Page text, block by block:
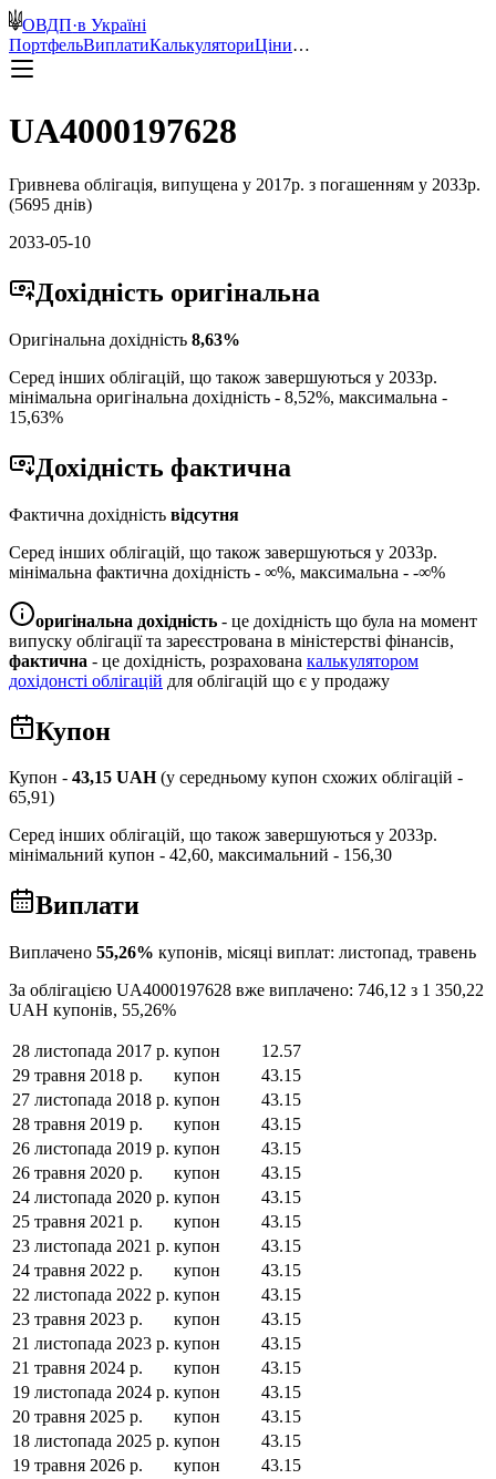
ОВДП·в Україні
ПортфельВиплатиКалькуляториЦіни…
UA4000197628
Гривнева облігація, випущена у 2017р. з погашенням у 2033р.
(5695 днів)
2033-05-10
Дохідність оригінальна
Оригінальна дохідність 8,63%
Серед інших облігацій, що також завершуються у 2033р.
мінімальна оригінальна дохідність - 8,52%, максимальна -
15,63%
Дохідність фактична
Фактична дохідність відсутня
Серед інших облігацій, що також завершуються у 2033р.
мінімальна фактична дохідність - ∞%, максимальна - -∞%
оригінальна дохідність - це дохідність що була на момент
випуску облігації та зареєстрована в міністерстві фінансів,
фактична - це дохідність, розрахована калькулятором
дохідонсті облігацій для облігацій що є у продажу
Купон
Купон - 43,15 UAH (у середньому купон схожих облігацій -
65,91)
Серед інших облігацій, що також завершуються у 2033р.
мінімальний купон - 42,60, максимальний - 156,30
Виплати
Виплачено 55,26% купонів, місяці виплат: листопад, травень
За облігацією UA4000197628 вже виплачено: 746,12 з 1 350,22
UAH купонів, 55,26%
28 листопада 2017 р. купон
12.57
29 травня 2018 р.
купон
43.15
27 листопада 2018 р. купон
43.15
28 травня 2019 р.
купон
43.15
26 листопада 2019 р. купон
43.15
26 травня 2020 р.
купон
43.15
24 листопада 2020 р. купон
43.15
25 травня 2021 р.
купон
43.15
23 листопада 2021 р. купон
43.15
24 травня 2022 р.
купон
43.15
22 листопада 2022 р. купон
43.15
23 травня 2023 р.
купон
43.15
21 листопада 2023 р. купон
43.15
21 травня 2024 р.
купон
43.15
19 листопада 2024 р. купон
43.15
20 травня 2025 р.
купон
43.15
18 листопада 2025 р. купон
43.15
19 травня 2026 р.
купон
43.15